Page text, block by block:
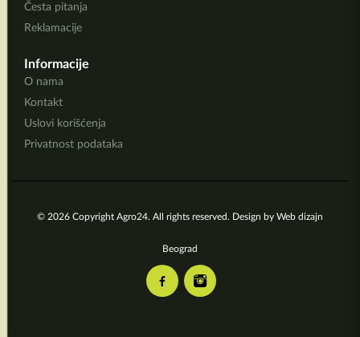
Česta pitanja
Reklamacije
Informacije
O nama
Kontakt
Uslovi korišćenja
Privatnost podataka
© 2026 Copyright Agro24. All rights reserved. Design by Web dizajn
Beograd